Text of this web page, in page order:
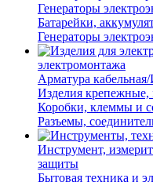
Генераторы
Батарейки,
Генераторы
электромонтажа
Арматура
Изделия крепежные,
Коробки, клеммы и
Разъемы,
Инструмент,
защиты
Бытовая техника и